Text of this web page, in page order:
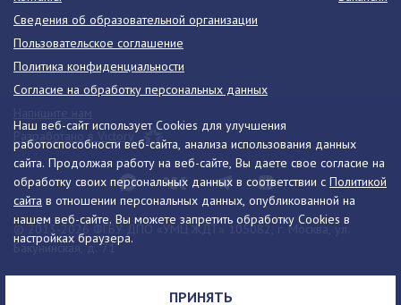
Наш веб-сайт использует Cookies для улучшения
работоспособности веб-сайта, анализа использования данных
сайта. Продолжая работу на веб-сайте, Вы даете свое согласие на
обработку своих персональных данных в соответствии с Политикой
сайта в отношении персональных данных, опубликованной на
нашем веб-сайте. Вы можете запретить обработку Cookies в
настройках браузера.
ПРИНЯТЬ
© 2013-2026 ФГБУ ДПО «УМЦ ЖДТ» 105082, г. Москва, ул.
Бакунинская, д. 71
Телефон:8 (495) 739-00-30 info@umczdt.ru
схема проезда
Сведения об образовательной организации
Пользовательское соглашение
Политика конфиденциальности
Согласие на обработку персональных данных
Разработано в Victory